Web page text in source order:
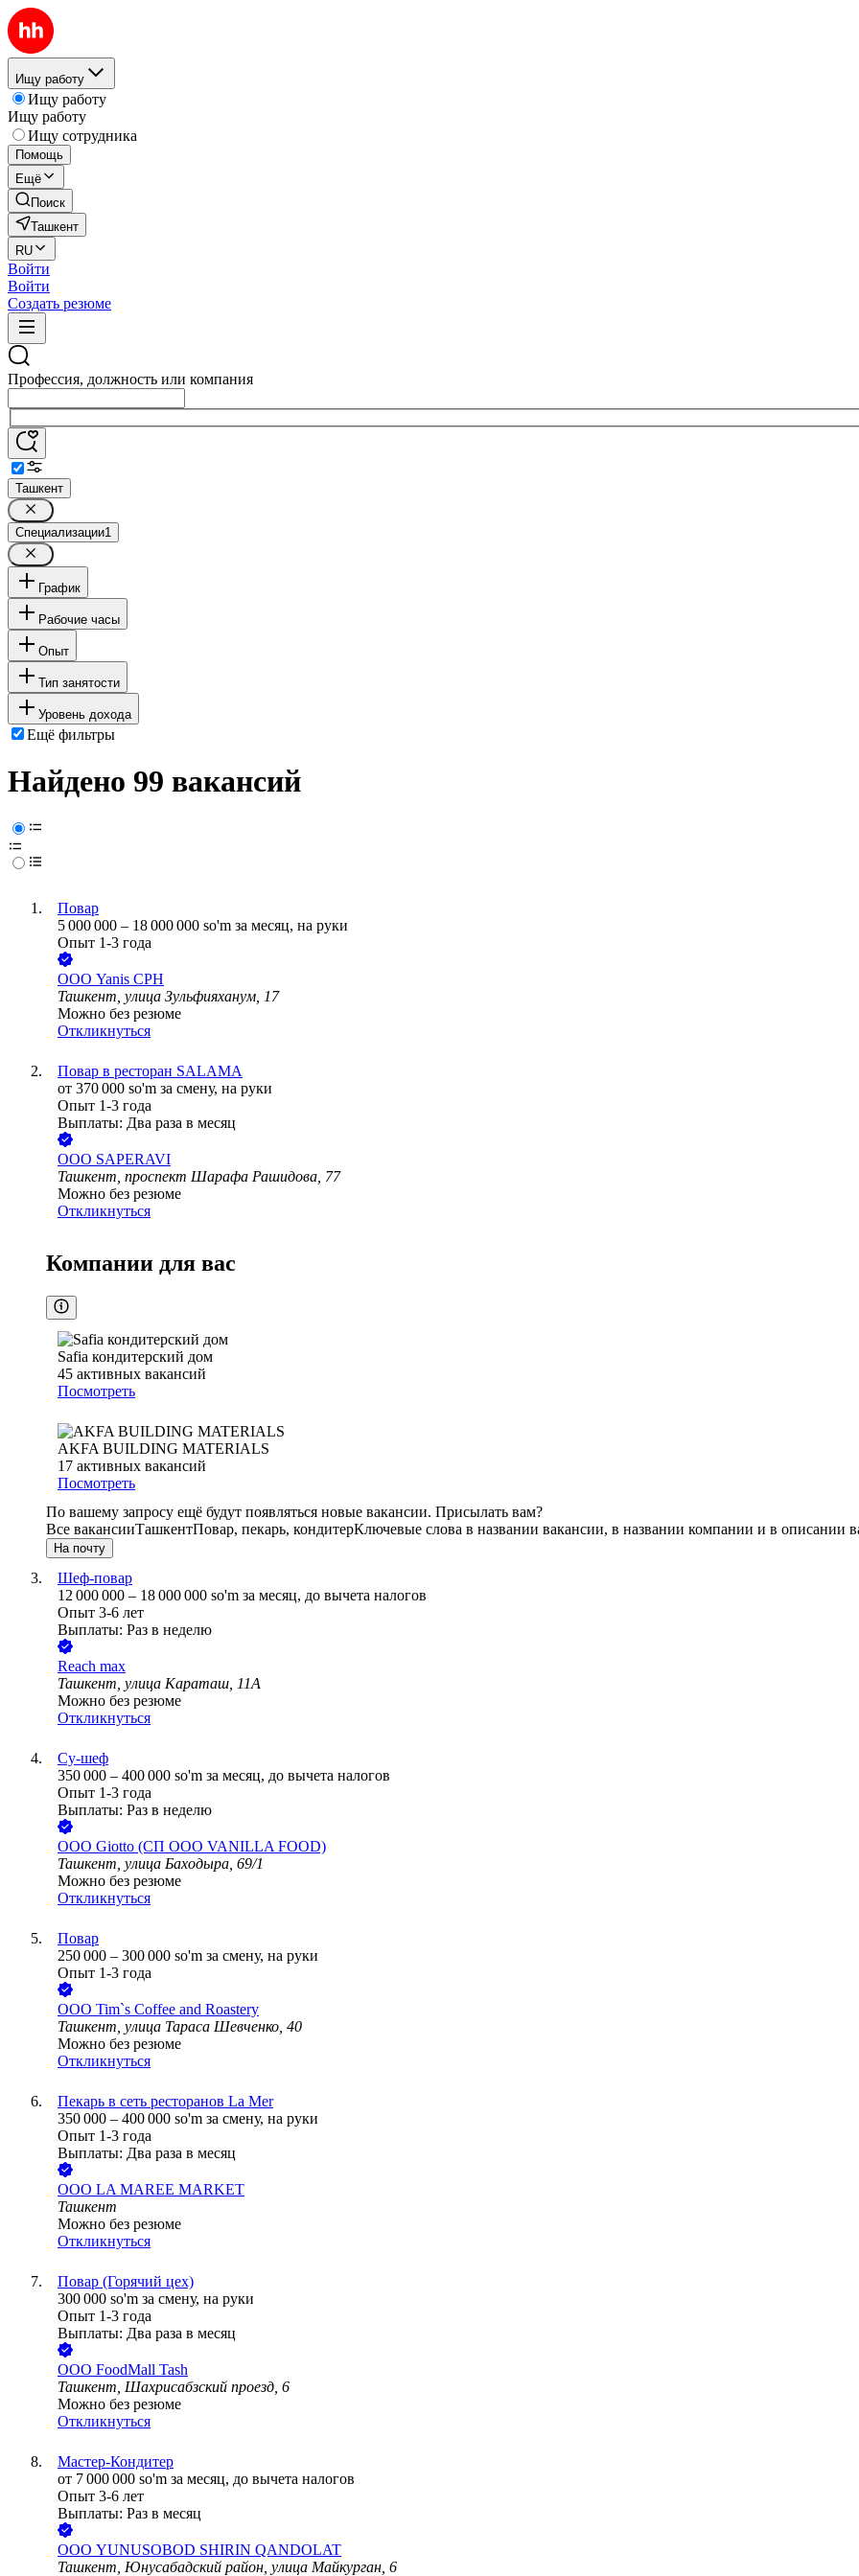
Ищу работу
Ищу работу
Ищу работу
Ищу сотрудника
Помощь
Ещё
Поиск
Ташкент
RU
Войти
Войти
Создать резюме
Профессия, должность или компания
Ташкент
Специализации1
График
Рабочие часы
Опыт
Тип занятости
Уровень дохода
Ещё фильтры
Найдено 99 вакансий
Повар
5 000 000 – 18 000 000 so'm за месяц, на руки
Опыт 1-3 года
ООО Yanis CPH
Ташкент, улица Зульфияханум, 17
Можно без резюме
Откликнуться
Повар в ресторан SALAMA
от 370 000 so'm за смену, на руки
Опыт 1-3 года
Выплаты: Два раза в месяц
ООО SAPERAVI
Ташкент, проспект Шарафа Рашидова, 77
Можно без резюме
Откликнуться
Компании для вас
Safia кондитерский дом
45 активных вакансий
Посмотреть
AKFA BUILDING MATERIALS
17 активных вакансий
Посмотреть
По вашему запросу ещё будут появляться новые вакансии. Присылать вам?
Все вакансииТашкентПовар, пекарь, кондитерКлючевые слова в названии вакансии, в названии компании и в описании
На почту
Шеф-повар
12 000 000 – 18 000 000 so'm за месяц, до вычета налогов
Опыт 3-6 лет
Выплаты: Раз в неделю
Reach max
Ташкент, улица Караташ, 11А
Можно без резюме
Откликнуться
Су-шеф
350 000 – 400 000 so'm за месяц, до вычета налогов
Опыт 1-3 года
Выплаты: Раз в неделю
ООО Giotto (СП ООО VANILLA FOOD)
Ташкент, улица Баходыра, 69/1
Можно без резюме
Откликнуться
Повар
250 000 – 300 000 so'm за смену, на руки
Опыт 1-3 года
ООО Tim`s Coffee and Roastery
Ташкент, улица Тараса Шевченко, 40
Можно без резюме
Откликнуться
Пекарь в сеть ресторанов La Mer
350 000 – 400 000 so'm за смену, на руки
Опыт 1-3 года
Выплаты: Два раза в месяц
ООО LA MAREE MARKET
Ташкент
Можно без резюме
Откликнуться
Повар (Горячий цех)
300 000 so'm за смену, на руки
Опыт 1-3 года
Выплаты: Два раза в месяц
ООО FoodMall Tash
Ташкент, Шахрисабзский проезд, 6
Можно без резюме
Откликнуться
Мастер-Кондитер
от 7 000 000 so'm за месяц, до вычета налогов
Опыт 3-6 лет
Выплаты: Раз в месяц
ООО YUNUSOBOD SHIRIN QANDOLAT
Ташкент, Юнусабадский район, улица Майкурган, 6